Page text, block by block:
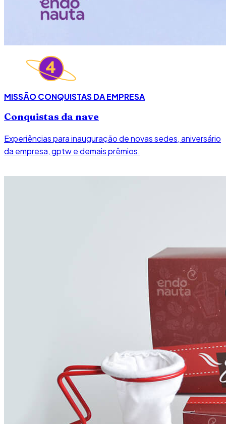
MISSÃO CONQUISTAS DA EMPRESA
Conquistas da nave
Experiências para inauguração de novas sedes, aniversário
da empresa, gptw e demais prêmios.